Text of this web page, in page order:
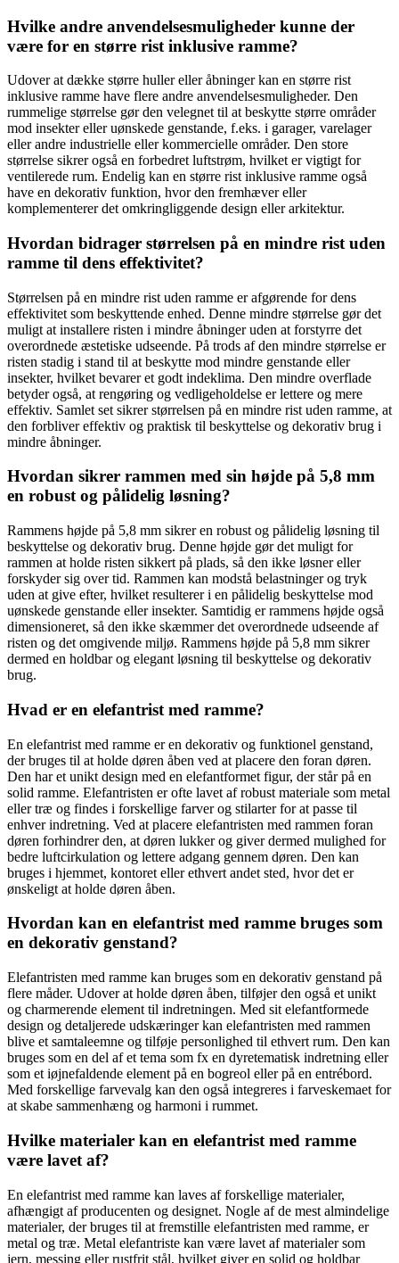
Hvilke andre anvendelsesmuligheder kunne der
være for en større rist inklusive ramme?
Udover at dække større huller eller åbninger kan en større rist
inklusive ramme have flere andre anvendelsesmuligheder. Den
rummelige størrelse gør den velegnet til at beskytte større områder
mod insekter eller uønskede genstande, f.eks. i garager, varelager
eller andre industrielle eller kommercielle områder. Den store
størrelse sikrer også en forbedret luftstrøm, hvilket er vigtigt for
ventilerede rum. Endelig kan en større rist inklusive ramme også
have en dekorativ funktion, hvor den fremhæver eller
komplementerer det omkringliggende design eller arkitektur.
Hvordan bidrager størrelsen på en mindre rist uden
ramme til dens effektivitet?
Størrelsen på en mindre rist uden ramme er afgørende for dens
effektivitet som beskyttende enhed. Denne mindre størrelse gør det
muligt at installere risten i mindre åbninger uden at forstyrre det
overordnede æstetiske udseende. På trods af den mindre størrelse er
risten stadig i stand til at beskytte mod mindre genstande eller
insekter, hvilket bevarer et godt indeklima. Den mindre overflade
betyder også, at rengøring og vedligeholdelse er lettere og mere
effektiv. Samlet set sikrer størrelsen på en mindre rist uden ramme, at
den forbliver effektiv og praktisk til beskyttelse og dekorativ brug i
mindre åbninger.
Hvordan sikrer rammen med sin højde på 5,8 mm
en robust og pålidelig løsning?
Rammens højde på 5,8 mm sikrer en robust og pålidelig løsning til
beskyttelse og dekorativ brug. Denne højde gør det muligt for
rammen at holde risten sikkert på plads, så den ikke løsner eller
forskyder sig over tid. Rammen kan modstå belastninger og tryk
uden at give efter, hvilket resulterer i en pålidelig beskyttelse mod
uønskede genstande eller insekter. Samtidig er rammens højde også
dimensioneret, så den ikke skæmmer det overordnede udseende af
risten og det omgivende miljø. Rammens højde på 5,8 mm sikrer
dermed en holdbar og elegant løsning til beskyttelse og dekorativ
brug.
Hvad er en elefantrist med ramme?
En elefantrist med ramme er en dekorativ og funktionel genstand,
der bruges til at holde døren åben ved at placere den foran døren.
Den har et unikt design med en elefantformet figur, der står på en
solid ramme. Elefantristen er ofte lavet af robust materiale som metal
eller træ og findes i forskellige farver og stilarter for at passe til
enhver indretning. Ved at placere elefantristen med rammen foran
døren forhindrer den, at døren lukker og giver dermed mulighed for
bedre luftcirkulation og lettere adgang gennem døren. Den kan
bruges i hjemmet, kontoret eller ethvert andet sted, hvor det er
ønskeligt at holde døren åben.
Hvordan kan en elefantrist med ramme bruges som
en dekorativ genstand?
Elefantristen med ramme kan bruges som en dekorativ genstand på
flere måder. Udover at holde døren åben, tilføjer den også et unikt
og charmerende element til indretningen. Med sit elefantformede
design og detaljerede udskæringer kan elefantristen med rammen
blive et samtaleemne og tilføje personlighed til ethvert rum. Den kan
bruges som en del af et tema som fx en dyretematisk indretning eller
som et iøjnefaldende element på en bogreol eller på en entrébord.
Med forskellige farvevalg kan den også integreres i farveskemaet for
at skabe sammenhæng og harmoni i rummet.
Hvilke materialer kan en elefantrist med ramme
være lavet af?
En elefantrist med ramme kan laves af forskellige materialer,
afhængigt af producenten og designet. Nogle af de mest almindelige
materialer, der bruges til at fremstille elefantristen med ramme, er
metal og træ. Metal elefantriste kan være lavet af materialer som
jern, messing eller rustfrit stål, hvilket giver en solid og holdbar